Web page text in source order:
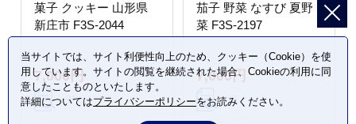
菓子 クッキー 山形県
新庄市 F3S-2044
7,000円
茄子 野菜 なすび 夏野
菜 F3S-2197
7,000円
当サイトでは、サイト利便性向上のため、クッキー（Cookie）を使
用しています。サイトの閲覧を継続された場合、Cookieの利用に同
意したことものといたします。
詳細についてはプライバシーポリシーをお読みください。